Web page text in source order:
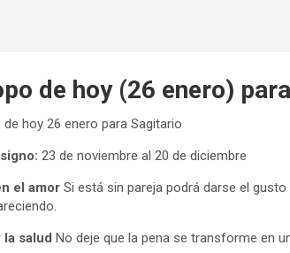
de hoy (26 enero)
hoy 26 enero para Sagitario
23 de noviembre al 20 de diciembre
el amor Si está sin pareja podrá darse el
la salud No deje que la pena se transforme en